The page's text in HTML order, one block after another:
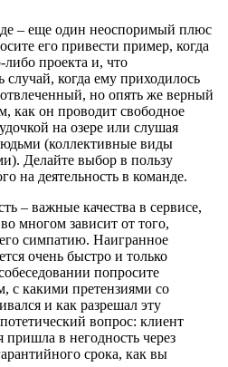
– еще один неоспоримый плюс
его привести пример, когда
проекта и, что
когда ему приходилось
но опять же верный
как он проводит свободное
на озере или слушая
(коллективные виды
Делайте выбор в пользу
на деятельность в команде.
– важные качества в сервисе,
многом зависит от того,
симпатию. Наигранное
очень быстро и только
попросите
с какими претензиями со
и как разрешал эту
вопрос: клиент
пришла в негодность через
срока, как вы